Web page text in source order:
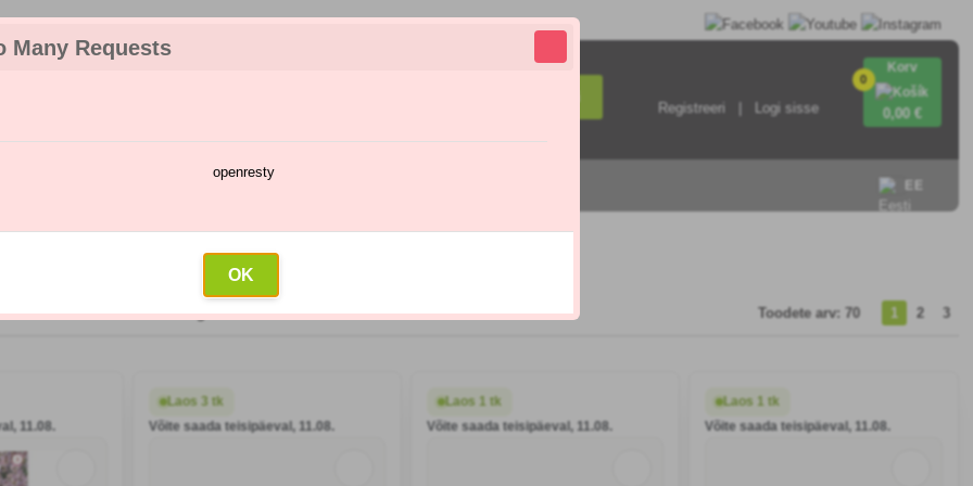
Many Requests
openresty
OK
Registreeri Logi sisse
0
Korv
0,00 €
Madalaimad hinnad Kõrgeimad hinnad Pealkiri Viimane Toodete arv: 70 1 2 3
11.08.
Laos 3 tk
Võite saada teisipäeval, 11.08.
Laos 1 tk
Võite saada teisipäeval, 11.08.
Laos 1 tk
Võite saada teisipäeval, 11.08.